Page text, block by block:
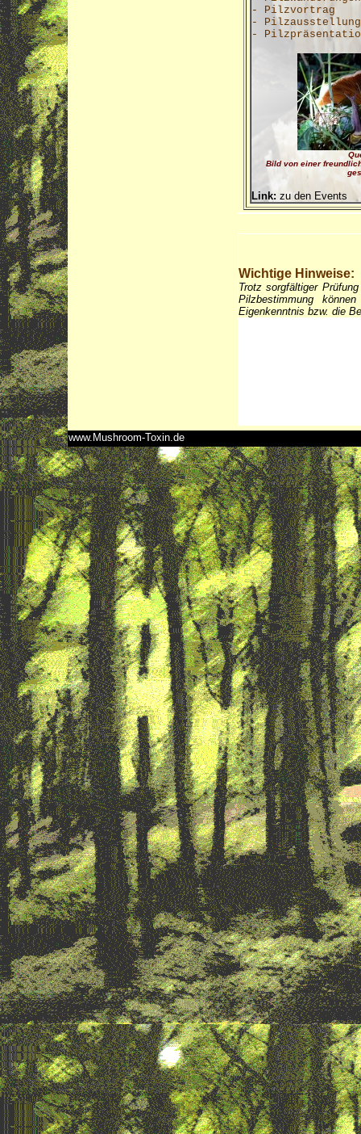
- Pilzvortrag
- Pilzausstellung
-
Bild von einer
Link: zu den Events
Wichtige Hinweise:
Trotz sorgfältiger
Pilzbestimmung
Eigenkenntnis bzw. die
www.Mushroom-Toxin.de